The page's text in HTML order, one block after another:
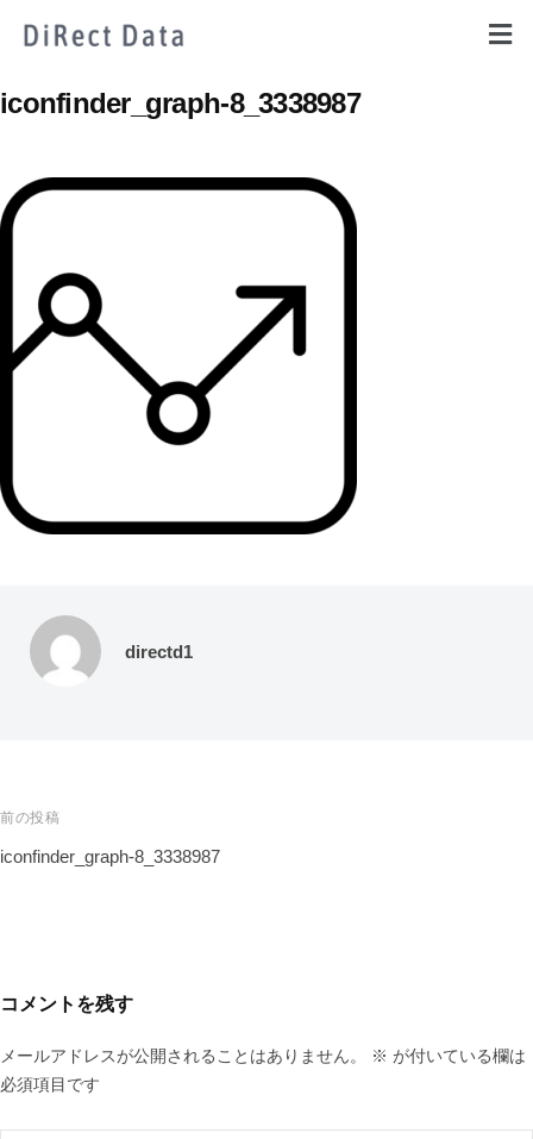
iconfinder_graph-8_3338987
directd1
前の投稿
iconfinder_graph-8_3338987
コメントを残す
メールアドレスが公開されることはありません。 ※ が付いている欄は
必須項目です